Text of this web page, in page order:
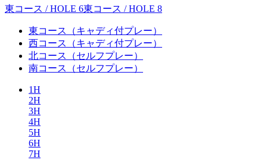
東コース / HOLE 6東コース / HOLE 8
東コース
（キャディ付プレー）
西コース
（キャディ付プレー）
北コース
（セルフプレー）
南コース
（セルフプレー）
1H
2H
3H
4H
5H
6H
7H